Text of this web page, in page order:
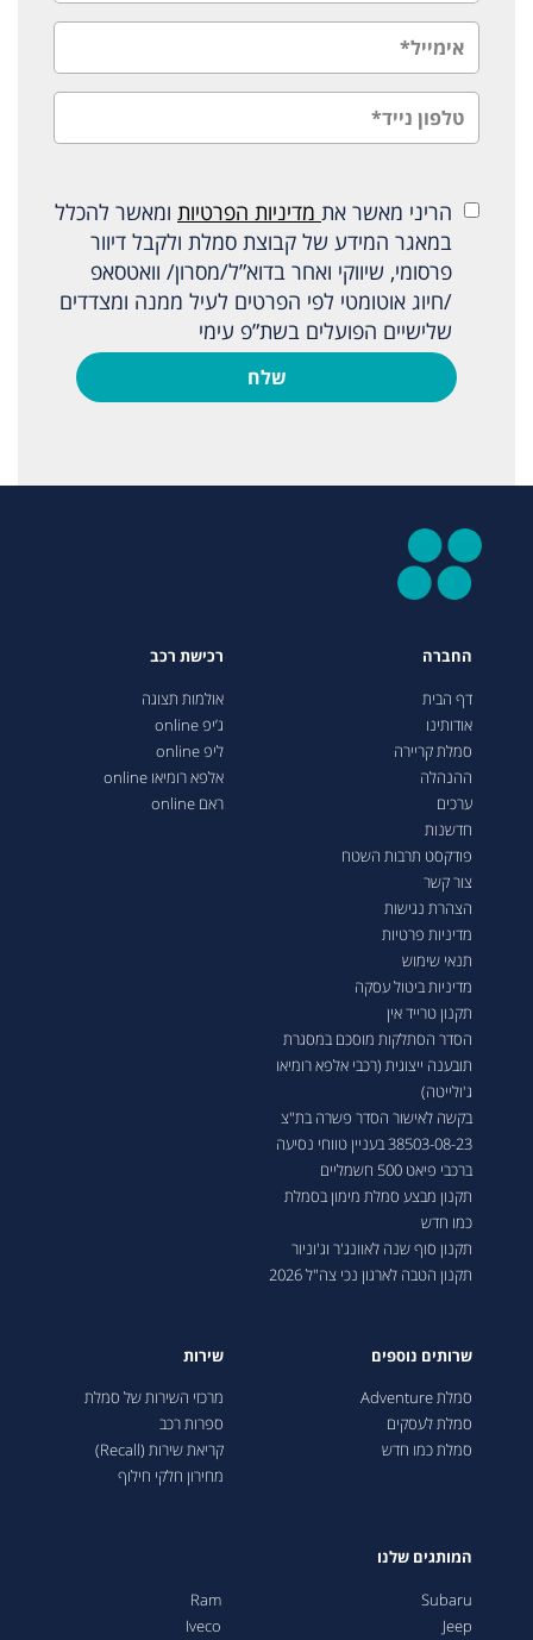
הריני מאשר את מדיניות הפרטיות ומאשר להכלל
במאגר המידע של קבוצת סמלת ולקבל דיוור
פרסומי, שיווקי ואחר בדוא”ל/מסרון/ וואטסאפ
/חיוג אוטומטי לפי הפרטים לעיל ממנה ומצדדים
שלישיים הפועלים בשת”פ עימי
שלח
החברה
דף הבית
אודותינו
סמלת קריירה
ההנהלה
ערכים
חדשנות
פודקסט תרבות השטח
צור קשר
הצהרת נגישות
מדיניות פרטיות
תנאי שימוש
מדיניות ביטול עסקה
תקנון טרייד אין
הסדר הסתלקות מוסכם במסגרת
תובענה ייצוגית (רכבי אלפא רומיאו
ג'ולייטה)
בקשה לאישור הסדר פשרה בת"צ
38503-08-23 בעניין טווחי נסיעה
ברכבי פיאט 500 חשמליים
תקנון מבצע סמלת מימון בסמלת
כמו חדש
תקנון סוף שנה לאוונג'ר וג'וניור
תקנון הטבה לארגון נכי צה"ל 2026
רכישת רכב
אולמות תצוגה
ג’יפ online
ליפ online
אלפא רומיאו online
ראם online
שרותים נוספים
סמלת Adventure
סמלת לעסקים
סמלת כמו חדש
שירות
מרכזי השירות של סמלת
ספרות רכב
קריאת שירות (Recall)
מחירון חלקי חילוף
המותגים שלנו
Subaru
Jeep
Ram
Iveco